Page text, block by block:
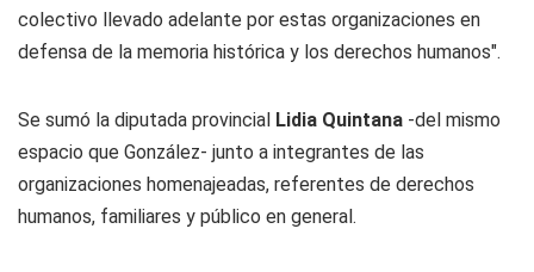
colectivo llevado adelante por estas organizaciones en
defensa de la memoria histórica y los derechos humanos".
Se sumó la diputada provincial Lidia Quintana -del mismo
espacio que González- junto a integrantes de las
organizaciones homenajeadas, referentes de derechos
humanos, familiares y público en general.